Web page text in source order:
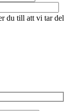
du till att vi tar del